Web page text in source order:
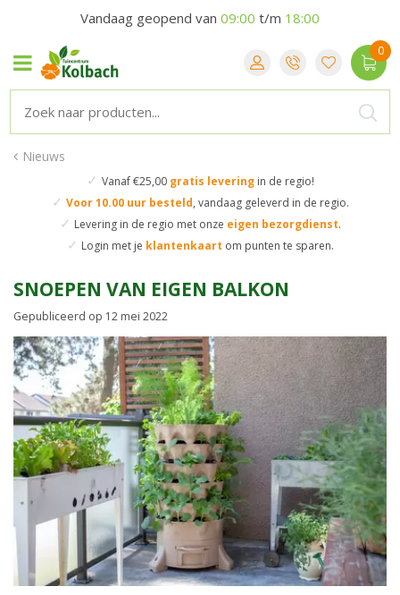
Nieuws
✓ Vanaf €25,00 gratis leveringin de regio!
✓ Voor 10.00 uur besteld, vandaag geleverd in de regio.
✓ Levering in de regio met onze eigen bezorgdienst.
✓ Login met je klantenkaart om punten te sparen.
Vandaag geopend van 09:00 t/m 18:00
SNOEPEN VAN EIGEN BALKON
Gepubliceerd op 12 mei 2022